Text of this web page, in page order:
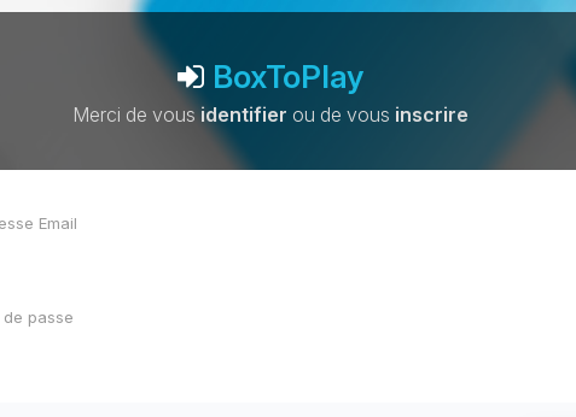
BoxToPlay
Merci de vousidentifier ou de vous inscrire